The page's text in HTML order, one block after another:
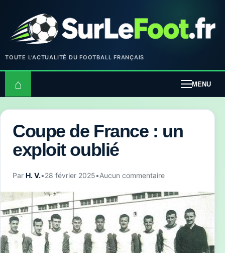
TOUTE L’ACTUALITÉ DU FOOTBALL FRANÇAIS
⌂ MENU
Coupe de France : un
exploit oublié
Par H. V.•28 février 2025•Aucun commentaire